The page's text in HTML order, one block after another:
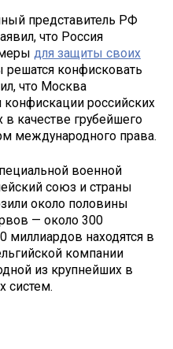
представитель РФ
что Россия
для защиты своих
решатся конфисковать
что Москва
российских
качестве грубейшего
международного права.
военной
союз и страны
около половины
— около 300
миллиардов находятся в
компании
из крупнейших в
систем.